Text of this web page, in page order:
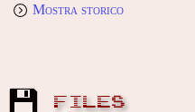
Mostra storico
FILES